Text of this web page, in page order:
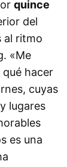
quince
del
al ritmo
«Me
qué hacer
cuyas
lugares
es una